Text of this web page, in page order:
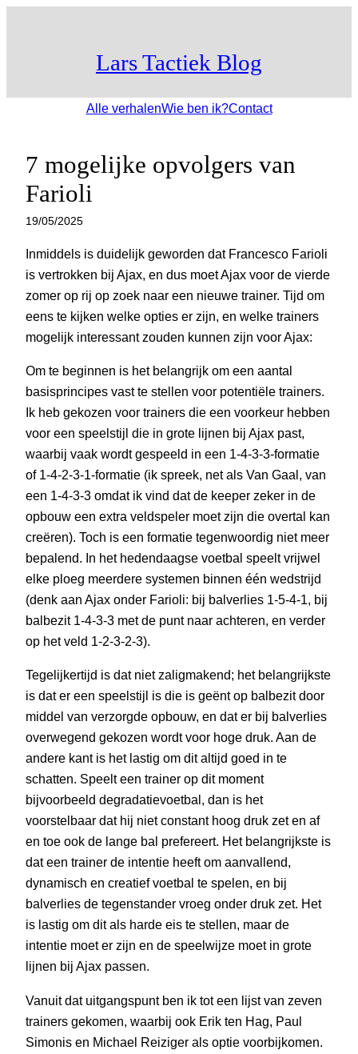
Lars Tactiek Blog
Alle verhalenWie ben ik?Contact
7 mogelijke opvolgers van
Farioli
19/05/2025
Inmiddels is duidelijk geworden dat Francesco Farioli
is vertrokken bij Ajax, en dus moet Ajax voor de vierde
zomer op rij op zoek naar een nieuwe trainer. Tijd om
eens te kijken welke opties er zijn, en welke trainers
mogelijk interessant zouden kunnen zijn voor Ajax:
Om te beginnen is het belangrijk om een aantal
basisprincipes vast te stellen voor potentiële trainers.
Ik heb gekozen voor trainers die een voorkeur hebben
voor een speelstijl die in grote lijnen bij Ajax past,
waarbij vaak wordt gespeeld in een 1-4-3-3-formatie
of 1-4-2-3-1-formatie (ik spreek, net als Van Gaal, van
een 1-4-3-3 omdat ik vind dat de keeper zeker in de
opbouw een extra veldspeler moet zijn die overtal kan
creëren). Toch is een formatie tegenwoordig niet meer
bepalend. In het hedendaagse voetbal speelt vrijwel
elke ploeg meerdere systemen binnen één wedstrijd
(denk aan Ajax onder Farioli: bij balverlies 1-5-4-1, bij
balbezit 1-4-3-3 met de punt naar achteren, en verder
op het veld 1-2-3-2-3).
Tegelijkertijd is dat niet zaligmakend; het belangrijkste
is dat er een speelstijl is die is geënt op balbezit door
middel van verzorgde opbouw, en dat er bij balverlies
overwegend gekozen wordt voor hoge druk. Aan de
andere kant is het lastig om dit altijd goed in te
schatten. Speelt een trainer op dit moment
bijvoorbeeld degradatievoetbal, dan is het
voorstelbaar dat hij niet constant hoog druk zet en af
en toe ook de lange bal prefereert. Het belangrijkste is
dat een trainer de intentie heeft om aanvallend,
dynamisch en creatief voetbal te spelen, en bij
balverlies de tegenstander vroeg onder druk zet. Het
is lastig om dit als harde eis te stellen, maar de
intentie moet er zijn en de speelwijze moet in grote
lijnen bij Ajax passen.
Vanuit dat uitgangspunt ben ik tot een lijst van zeven
trainers gekomen, waarbij ook Erik ten Hag, Paul
Simonis en Michael Reiziger als optie voorbijkomen.